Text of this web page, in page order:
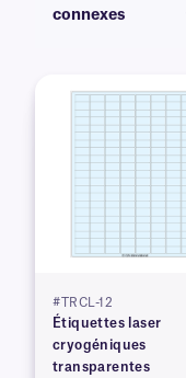
connexes
#TRCL-12
Étiquettes laser
cryogéniques
transparentes